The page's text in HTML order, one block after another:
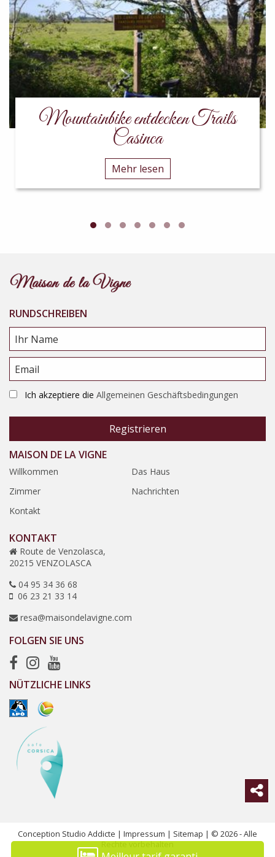
Mountainbike entdecken Trails
Casinca
Mehr lesen
RUNDSCHREIBEN
Ich akzeptiere die Allgemeinen Geschäftsbedingungen
MAISON DE LA VIGNE
Willkommen
Das Haus
Zimmer
Nachrichten
Kontakt
KONTAKT
Route de Venzolasca,
20215 VENZOLASCA
04 95 34 36 68
06 23 21 33 14
resa@maisondelavigne.com
FOLGEN SIE UNS
NÜTZLICHE LINKS
Conception Studio Addicte | Impressum | Sitemap | © 2026 - Alle
Rechte vorbehalten